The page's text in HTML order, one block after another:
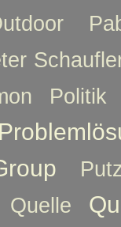
Politik
Quelle